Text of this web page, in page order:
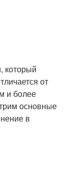
который
от
и более
основные
в